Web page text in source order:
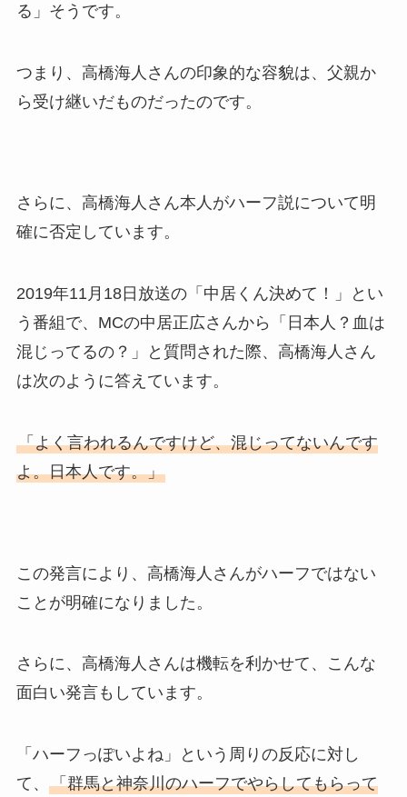
る」そうです。
つまり、高橋海人さんの印象的な容貌は、父親か
ら受け継いだものだったのです。
さらに、高橋海人さん本人がハーフ説について明
確に否定しています。
2019年11月18日放送の「中居くん決めて！」とい
う番組で、MCの中居正広さんから「日本人？血は
混じってるの？」と質問された際、高橋海人さん
は次のように答えています。
「よく言われるんですけど、混じってないんです
よ。日本人です。」
この発言により、高橋海人さんがハーフではない
ことが明確になりました。
さらに、高橋海人さんは機転を利かせて、こんな
面白い発言もしています。
「ハーフっぽいよね」という周りの反応に対し
て、 「群馬と神奈川のハーフでやらしてもらって